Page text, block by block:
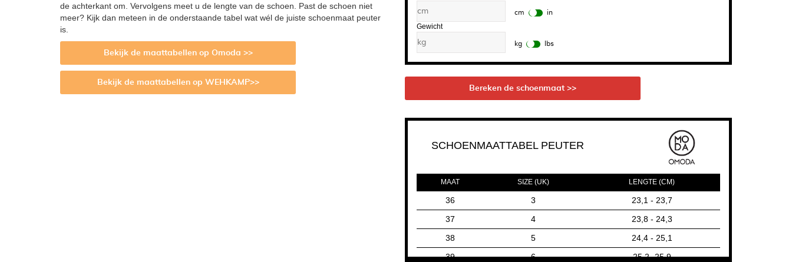
de achterkant om. Vervolgens meet u de lengte van de schoen. Past de schoen niet
meer? Kijk dan meteen in de onderstaande tabel wat wél de juiste schoenmaat peuter
is.
Bekijk de maattabellen op Omoda >>
Bekijk de maattabellen op WEHKAMP>>
cm in
Gewicht
kg lbs
Bereken de schoenmaat >>
SCHOENMAATTABEL PEUTER
MAAT SIZE (UK) LENGTE (CM)
36 3 23,1 - 23,7
37 4 23,8 - 24,3
38 5 24,4 - 25,1
39 6 25,2- 25,9